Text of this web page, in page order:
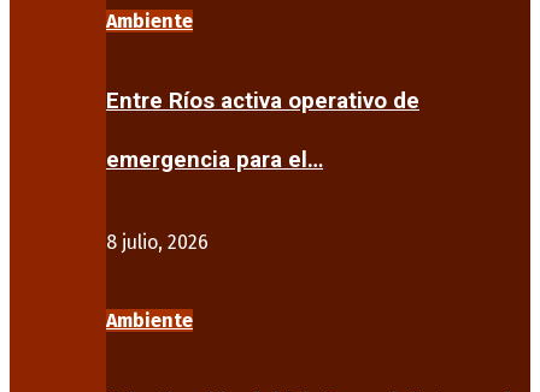
Ambiente
Entre Ríos activa operativo de
emergencia para el…
8 julio, 2026
Ambiente